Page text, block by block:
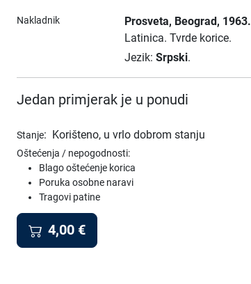
Nakladnik Prosveta, Beograd, 1963.
Latinica. Tvrde korice.
Jezik: Srpski.
Jedan primjerak je u ponudi
Stanje: Korišteno, u vrlo dobrom stanju
Oštećenja / nepogodnosti:
Blago oštećenje korica
Poruka osobne naravi
Tragovi patine
4,00 €